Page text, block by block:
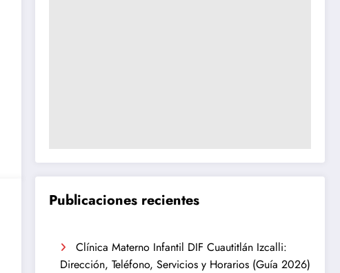
Publicaciones recientes
Clínica Materno Infantil DIF Cuautitlán Izcalli:
Dirección, Teléfono, Servicios y Horarios (Guía 2026)